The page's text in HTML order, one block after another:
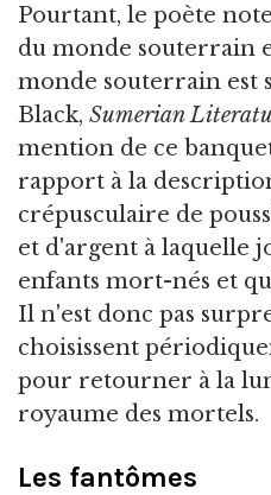
Pourtant, le poète
du monde souterrain
monde souterrain est
Black, Sumerian
mention de ce
rapport à la
crépusculaire de
et d'argent à laquelle
enfants mort-nés et
Il n'est donc pas
choisissent
pour retourner à la
royaume des mortels.
Les fantômes